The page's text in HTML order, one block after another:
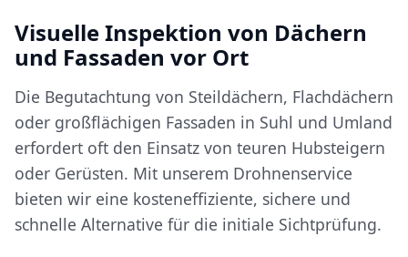
Visuelle Inspektion von Dächern
und Fassaden vor Ort
Die Begutachtung von Steildächern, Flachdächern
oder großflächigen Fassaden in Suhl und Umland
erfordert oft den Einsatz von teuren Hubsteigern
oder Gerüsten. Mit unserem Drohnenservice
bieten wir eine kosteneffiziente, sichere und
schnelle Alternative für die initiale Sichtprüfung.